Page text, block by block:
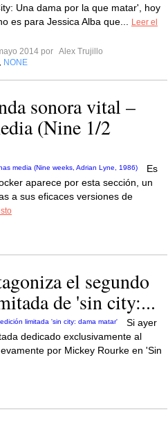
Una dama por la que matar', hoy
es para Jessica Alba que...
Leer el
2014 por Alex Trujillo
NONE
sonora vital –
(Nine 1/2
Es
aparece por esta sección, un
a sus eficaces versiones de
el segundo
de 'sin city:...
Si ayer
dedicado exclusivamente al
por Mickey Rourke en 'Sin